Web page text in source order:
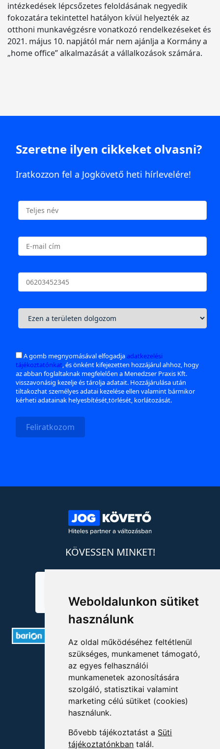
Weboldalunkon sütiket
használunk
Az oldal működéséhez feltétlenül
szükséges, munkamenet támogató,
az egyes felhasználói
munkamenetek azonosítására
szolgáló, statisztikai valamint
marketing célú sütiket (cookies)
használunk.
Bővebb tájékoztatást a Süti
tájékoztatónkban talál.
intézkedések lépcsőzetes feloldásának negyedik
fokozatára tekintettel hatályon kívül helyezték az
otthoni munkavégzésre vonatkozó rendelkezéseket és
2021. május 10. napjától már nem ajánlja a Kormány a
„home office” alkalmazását a vállalkozások számára.
Szeretne ilyen cikkeket olvasni?
Iratkozzon fel a Jogkövető heti hírlevelére!
A gomb megnyomásával elfogadjaadatkezelési
tájékoztatónkat, és önként kifejezetten hozzájárul ahhoz, hogy
az abban foglaltaknak megfelelően a Menedzser Praxis Kft.
visszavonásig kezelje és tárolja adatait. Hozzájárulása után
tiltakozhat személyes adatai kezelése ellen valamint bármikor
kérheti adatainak helyesbítését,törlését, korlátozását.
Feliratkozom
KÖVESSEN MINKET!
ELÉRHETŐSÉGEK
+36 1 880 7600
info@mprx.hu